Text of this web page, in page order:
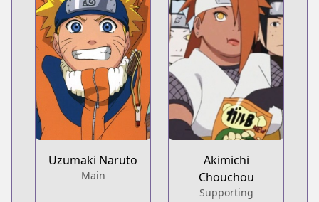
Uzumaki Naruto
Main
Akimichi
Chouchou
Supporting